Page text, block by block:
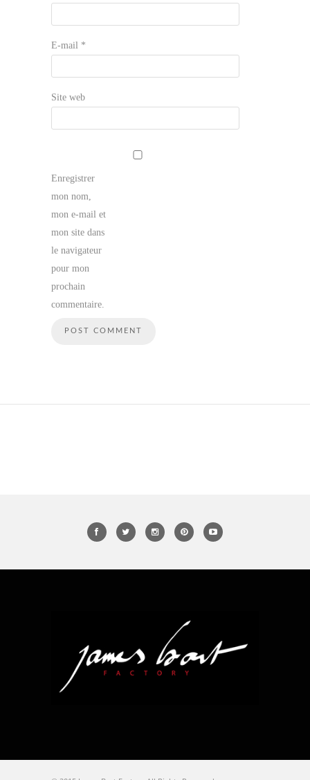
E-mail *
Site web
Enregistrer
mon nom,
mon e-mail et
mon site dans
le navigateur
pour mon
prochain
commentaire.